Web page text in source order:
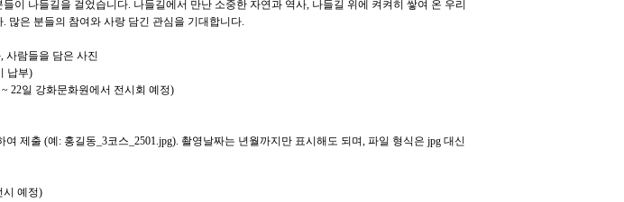
이 나들길을 걸었습니다. 나들길에서 만난 소중한 자연과 역사, 나들길 위에 켜켜히 쌓여 온 우리
많은 분들의 참여와 사랑 담긴 관심을 기대합니다.
사람들을 담은 사진
납부)
22일 강화문화원에서 전시회 예정)
제출 (예: 홍길동_3코스_2501.jpg). 촬영날짜는 년월까지만 표시해도 되며, 파일 형식은 jpg 대신
시 예정)